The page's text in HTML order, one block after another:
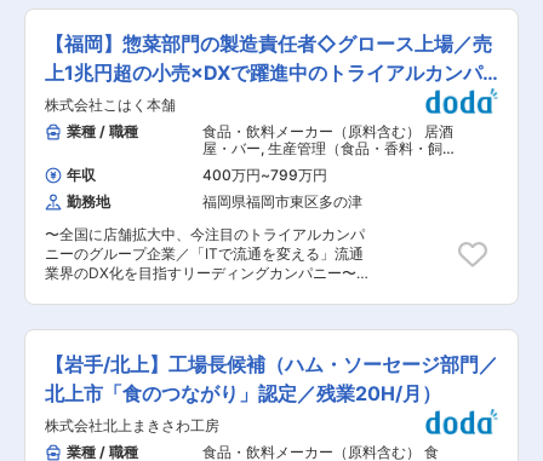
ます。 ■組織構成：役員1名（代表）、店舗：社
員1名、アルバイト2名、工場製造：社員7名、ア
ルバイト1名、本店喫茶店：アルバイト3名という
構成になっています。配属となる製造部門の年齢
構成は20代3名、30代2名、40代2名となってい
ます。 ■同社について：麗しいこの水と南部赤松
をはじめとする深い森の奏でる唄を風土として、
この地をふるさととした先人達の心意気を伝えな
がら、同社は岩手のこころを託す菓子づくりにつ
とめています。 変更の範囲：会社の定める業務
任せし、工場全体の流れも理解していただきま
す。その後工場長候補として、業務を広げていく
予定です。 ■組織構成： 工場全体で４０名程在
籍しております。年代も幅広く２０代〜５０代と
なっております。社員の他、パート社員も15名程
在籍しております。 ■魅力ポイント： 【一から
十まで全てを行う／お客様が望むものを提供し続
ける地場安定企業】 当社は、図面を作成するとこ
ろからスタートし、設計、試作を経て、精密板
金、プレス加工、金型も自社生産できる体制が整
っており、お客様が望むものを作り続け、支持を
されてきました。自社で蓄積した技術を活かし
て、「この様なものが作れます」とこちらからお
客様に提案して、製品化することもあります。当
社の技術力が高く評価され、上場企業・大手企業
とも直接取引を行っております。 変更の範囲：会
【福岡】惣菜部門の製造責任者◇グロース上場／売
上1兆円超の小売×DXで躍進中のトライアルカンパ
ニーG
株式会社こはく本舗
業種 / 職種
食品・飲料メーカー（原料含む） 居酒
屋・バー, 生産管理（食品・香料・飼
料） 工場長（食品・香料・飼料）
年収 400万円~799万円
勤務地
福岡県福岡市東区多の津
〜全国に店舗拡大中、今注目のトライアルカンパ
ニーのグループ企業／「ITで流通を変える」流通
業界のDX化を目指すリーディングカンパニー〜
るための製造部門の構築を担って頂きます。 具体
的には、店舗数の拡大に伴う、製造部門の製造体
制や管理手法の強化をお任せしたいと考えており
ます。 ■業務詳細： 今後拡大させていく惣菜部
門の製造責任者として下記のような業務を行って
いただきます。 入社後お任せする業務は、相談の
上決定いたします。 ・目標出荷数を実現できる工
【岩手/北上】工場長候補（ハム・ソーセージ部門／
北上市「食のつながり」認定／残業20H/月）
株式会社北上まきさわ工房
業種 / 職種
食品・飲料メーカー（原料含む） 食